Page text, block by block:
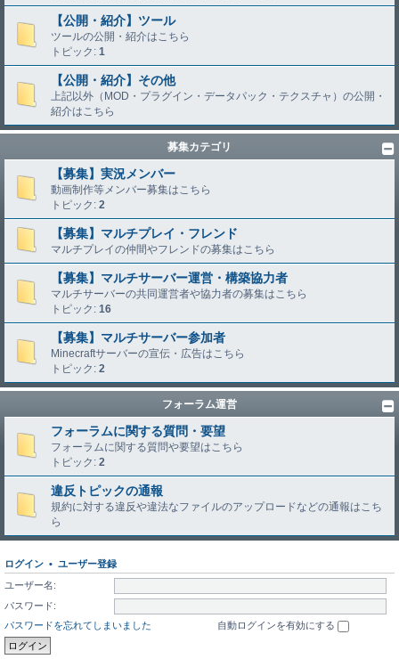
【公開・紹介】ツール
ツールの公開・紹介はこちら
トピック: 1
【公開・紹介】その他
上記以外（MOD・プラグイン・データパック・テクスチャ）の公開・
紹介はこちら
募集カテゴリ
【募集】実況メンバー
動画制作等メンバー募集はこちら
トピック: 2
【募集】マルチプレイ・フレンド
マルチプレイの仲間やフレンドの募集はこちら
【募集】マルチサーバー運営・構築協力者
マルチサーバーの共同運営者や協力者の募集はこちら
トピック: 16
【募集】マルチサーバー参加者
Minecraftサーバーの宣伝・広告はこちら
トピック: 2
フォーラム運営
フォーラムに関する質問・要望
フォーラムに関する質問や要望はこちら
トピック: 2
違反トピックの通報
規約に対する違反や違法なファイルのアップロードなどの通報はこち
ら
ログイン • ユーザー登録
ユーザー名:
パスワード:
パスワードを忘れてしまいました
自動ログインを有効にする